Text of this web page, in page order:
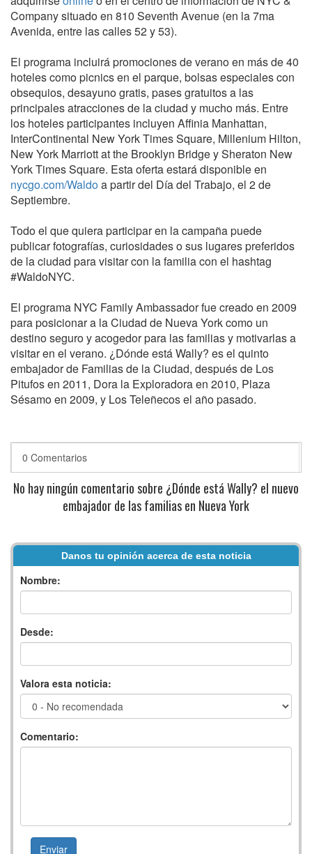
Company situado en 810 Seventh Avenue (en la 7ma
Avenida, entre las calles 52 y 53).
El programa incluirá promociones de verano en más de 40
hoteles como picnics en el parque, bolsas especiales con
obsequios, desayuno gratis, pases gratuitos a las
principales atracciones de la ciudad y mucho más. Entre
los hoteles participantes incluyen Affinia Manhattan,
InterContinental New York Times Square, Millenium Hilton,
New York Marriott at the Brooklyn Bridge y Sheraton New
York Times Square. Esta oferta estará disponible en
nycgo.com/Waldoa partir del Día del Trabajo, el 2 de
Septiembre.
Todo el que quiera participar en la campaña puede
publicar fotografías, curiosidades o sus lugares preferidos
de la ciudad para visitar con la familia con el hashtag
#WaldoNYC.
El programa NYC Family Ambassador fue creado en 2009
para posicionar a la Ciudad de Nueva York como un
destino seguro y acogedor para las familias y motivarlas a
visitar en el verano. ¿Dónde está Wally? es el quinto
embajador de Familias de la Ciudad, después de Los
Pitufos en 2011, Dora la Exploradora en 2010, Plaza
Sésamo en 2009, y Los Teleñecos el año pasado.
0 Comentarios
No hay ningún comentario sobre ¿Dónde está Wally? el nuevo
embajador de las familias en Nueva York
Danos tu opinión acerca de esta noticia
Nombre:
Desde:
Valora esta noticia:
Comentario: